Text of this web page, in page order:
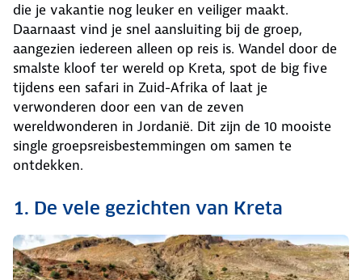
die je vakantie nog leuker en veiliger maakt.
Daarnaast vind je snel aansluiting bij de groep,
aangezien iedereen alleen op reis is. Wandel door de
smalste kloof ter wereld op Kreta, spot de big five
tijdens een safari in Zuid-Afrika of laat je
verwonderen door een van de zeven
wereldwonderen in Jordanië. Dit zijn de 10 mooiste
single groepsreisbestemmingen om samen te
ontdekken.
1. De vele gezichten van Kreta